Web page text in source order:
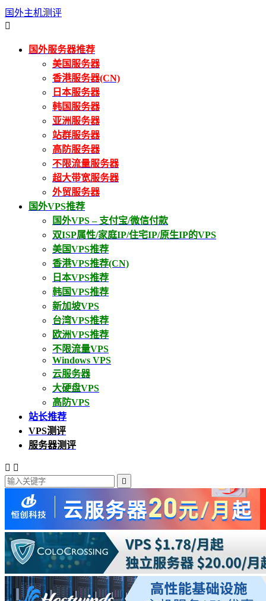
国外主机测评

国外服务器推荐
美国服务器
香港服务器(CN)
日本服务器
韩国服务器
亚洲服务器
站群服务器
高防服务器
不限流量服务器
超大带宽服务器
外贸服务器
国外VPS推荐
国外VPS – 支付宝/微信付款
双ISP属性/家庭IP/住宅IP/原生IP的VPS
美国VPS推荐
香港VPS推荐(CN)
日本VPS推荐
韩国VPS推荐
新加坡VPS
台湾VPS推荐
欧洲VPS推荐
不限流量VPS
Windows VPS
云服务器
大硬盘VPS
高防VPS
站长推荐
VPS测评
服务器测评
 
